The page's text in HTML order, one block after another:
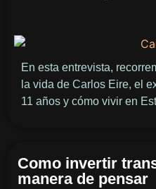
En esta entrevista,
la vida de Carlos Eire, el
11 años y cómo vivir en
Como invertir
manera de pensar